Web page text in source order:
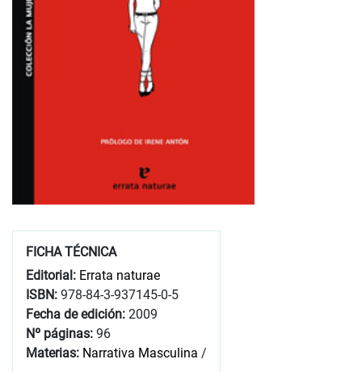
FICHA TÉCNICA
Editorial: Errata naturae
ISBN: 978-84-3-937145-0-5
Fecha de edición: 2009
Nº páginas: 96
Materias: Narrativa Masculina /